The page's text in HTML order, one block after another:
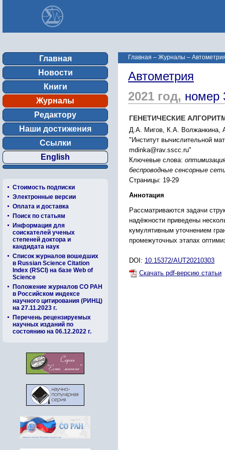
Главная
Новости
Книги
Журналы
Редактору
Наши достижения
Ссылки
English
Стоимость подписки
Электронные версии
Оплата и доставка
Поиск по статьям
Информация для
соискателей ученых
степеней доктора и
кандидата наук
Список журналов вошедших
в Russian Science Citation
Index (RSCI) на базе Web of
Science
Положение журналов СО РАН
в Российском индексе
научного цитирования (РИНЦ)
на 27.11.2023 г.
Перечень рецензируемых
научных изданий по
состоянию на 06.12.2022 г.
Главная – Журналы –
Автометрия
2021 год, номер
ГЕНЕТИЧЕСКИЕ
Д.А. Мигов, К.А. Волжанкина,
"Институт вычислительной
mdinka@rav.sscc.ru"
Ключевые слова:
беспроводные сенсорные
Страницы: 19-29
Аннотация
Рассматриваются задачи
надёжности приведены
кумулятивным уточнением
промежуточных этапах
DOI: 10.15372/AUT20210303
Скачать pdf-версию статьи